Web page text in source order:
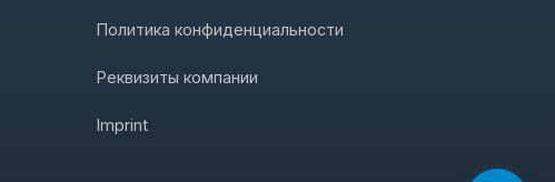
Политика конфиденциальности
Реквизиты компании
Imprint